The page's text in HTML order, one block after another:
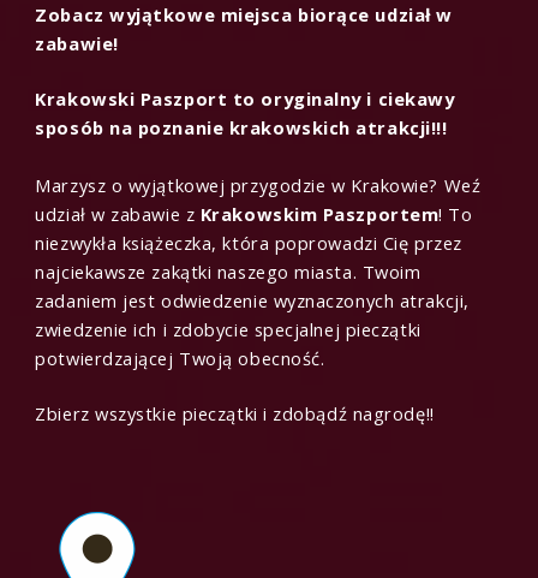
Zobacz wyjątkowe miejsca biorące udział w
zabawie!
Krakowski Paszport to oryginalny i ciekawy
sposób na poznanie krakowskich atrakcji!!!
Marzysz o wyjątkowej przygodzie w Krakowie? Weź
udział w zabawie z Krakowskim Paszportem! To
niezwykła książeczka, która poprowadzi Cię przez
najciekawsze zakątki naszego miasta. Twoim
zadaniem jest odwiedzenie wyznaczonych atrakcji,
zwiedzenie ich i zdobycie specjalnej pieczątki
potwierdzającej Twoją obecność.
Zbierz wszystkie pieczątki i zdobądź nagrodę!!